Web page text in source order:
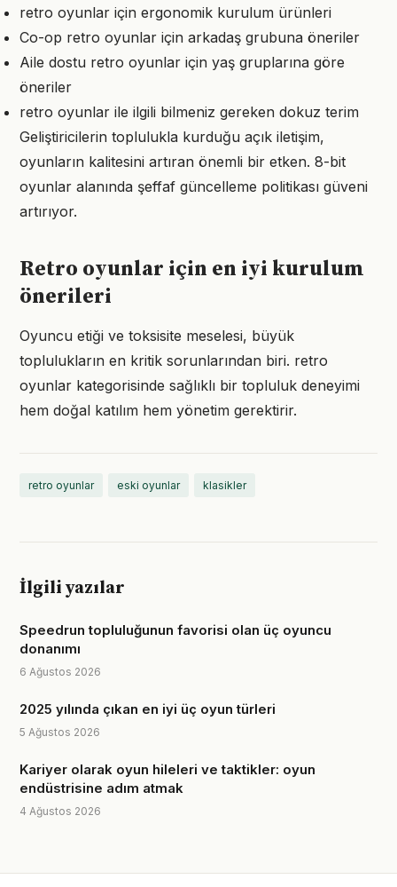
retro oyunlar için ergonomik kurulum ürünleri
Co-op retro oyunlar için arkadaş grubuna öneriler
Aile dostu retro oyunlar için yaş gruplarına göre
öneriler
retro oyunlar ile ilgili bilmeniz gereken dokuz terim
Geliştiricilerin toplulukla kurduğu açık iletişim,
oyunların kalitesini artıran önemli bir etken. 8-bit
oyunlar alanında şeffaf güncelleme politikası güveni
artırıyor.
Retro oyunlar için en iyi kurulum
önerileri
Oyuncu etiği ve toksisite meselesi, büyük
toplulukların en kritik sorunlarından biri. retro
oyunlar kategorisinde sağlıklı bir topluluk deneyimi
hem doğal katılım hem yönetim gerektirir.
retro oyunlar eski oyunlar klasikler
İlgili yazılar
Speedrun topluluğunun favorisi olan üç oyuncu
donanımı
6 Ağustos 2026
2025 yılında çıkan en iyi üç oyun türleri
5 Ağustos 2026
Kariyer olarak oyun hileleri ve taktikler: oyun
endüstrisine adım atmak
4 Ağustos 2026